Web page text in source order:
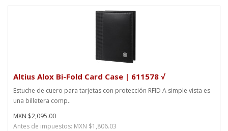
Altius Alox Bi-Fold Card Case | 611578 √
Estuche de cuero para tarjetas con protección RFID A simple vista es
una billetera comp..
MXN $2,095.00
Antes de impuestos: MXN $1,806.03